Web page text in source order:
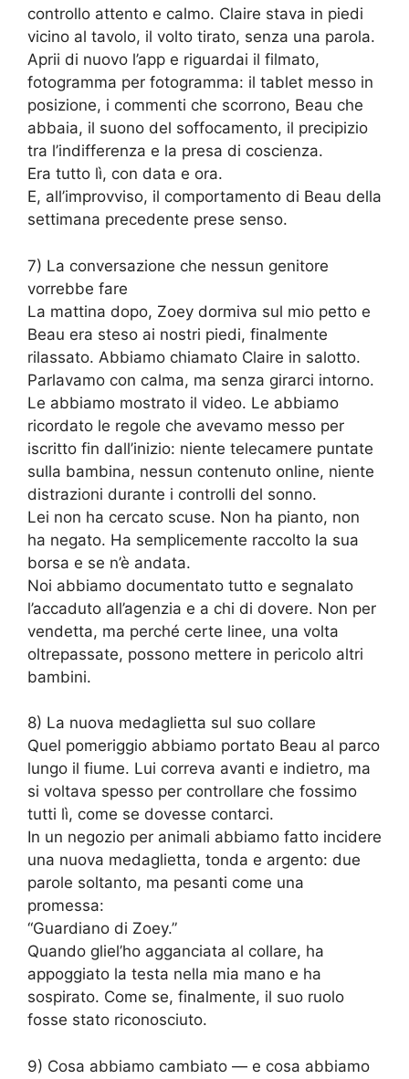
controllo attento e calmo. Claire stava in piedi
vicino al tavolo, il volto tirato, senza una parola.
Aprii di nuovo l’app e riguardai il filmato,
fotogramma per fotogramma: il tablet messo in
posizione, i commenti che scorrono, Beau che
abbaia, il suono del soffocamento, il precipizio
tra l’indifferenza e la presa di coscienza.
Era tutto lì, con data e ora.
E, all’improvviso, il comportamento di Beau della
settimana precedente prese senso.
7) La conversazione che nessun genitore
vorrebbe fare
La mattina dopo, Zoey dormiva sul mio petto e
Beau era steso ai nostri piedi, finalmente
rilassato. Abbiamo chiamato Claire in salotto.
Parlavamo con calma, ma senza girarci intorno.
Le abbiamo mostrato il video. Le abbiamo
ricordato le regole che avevamo messo per
iscritto fin dall’inizio: niente telecamere puntate
sulla bambina, nessun contenuto online, niente
distrazioni durante i controlli del sonno.
Lei non ha cercato scuse. Non ha pianto, non
ha negato. Ha semplicemente raccolto la sua
borsa e se n’è andata.
Noi abbiamo documentato tutto e segnalato
l’accaduto all’agenzia e a chi di dovere. Non per
vendetta, ma perché certe linee, una volta
oltrepassate, possono mettere in pericolo altri
bambini.
8) La nuova medaglietta sul suo collare
Quel pomeriggio abbiamo portato Beau al parco
lungo il fiume. Lui correva avanti e indietro, ma
si voltava spesso per controllare che fossimo
tutti lì, come se dovesse contarci.
In un negozio per animali abbiamo fatto incidere
una nuova medaglietta, tonda e argento: due
parole soltanto, ma pesanti come una
promessa:
“Guardiano di Zoey.”
Quando gliel’ho agganciata al collare, ha
appoggiato la testa nella mia mano e ha
sospirato. Come se, finalmente, il suo ruolo
fosse stato riconosciuto.
9) Cosa abbiamo cambiato — e cosa abbiamo